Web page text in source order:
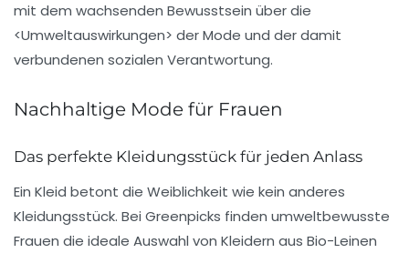
mit dem wachsenden Bewusstsein über die
<Umweltauswirkungen> der Mode und der damit
verbundenen sozialen Verantwortung.
Nachhaltige Mode für Frauen
Das perfekte Kleidungsstück für jeden Anlass
Ein Kleid betont die Weiblichkeit wie kein anderes
Kleidungsstück. Bei Greenpicks finden umweltbewusste
Frauen die ideale Auswahl von Kleidern aus Bio-Leinen